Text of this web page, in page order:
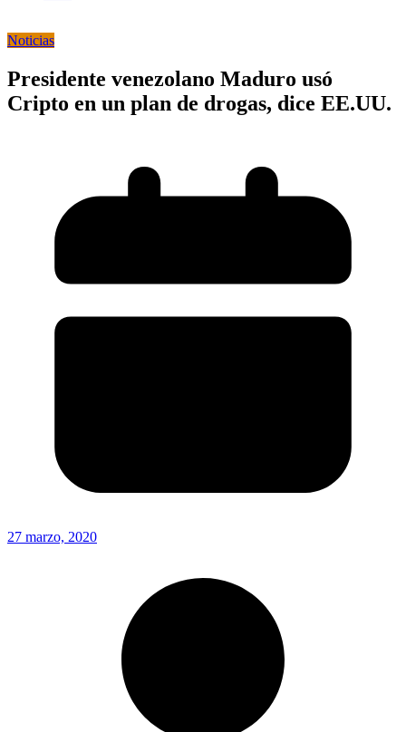
Noticias
Presidente venezolano Maduro usó
Cripto en un plan de drogas, dice EE.UU.
27 marzo, 2020